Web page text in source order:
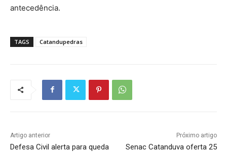
antecedência.
TAGS Catandupedras
Artigo anterior
Defesa Civil alerta para queda
Próximo artigo
Senac Catanduva oferta 25